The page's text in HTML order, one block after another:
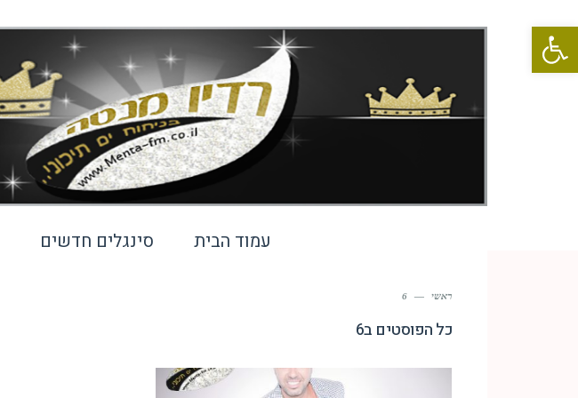
פתח סרגל נגישות
עמוד הבית סינגלים חדשים
ראשי —
6
כל הפוסטים ב6